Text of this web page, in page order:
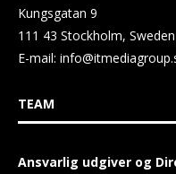
Kungsgatan 9
111 43 Stockholm, Sweden
E-mail:
TEAM
Ansvarlig udgiver og